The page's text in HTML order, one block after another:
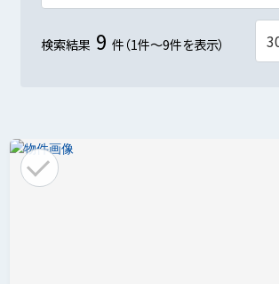
検索結果 9 件（1件～9件を表示）